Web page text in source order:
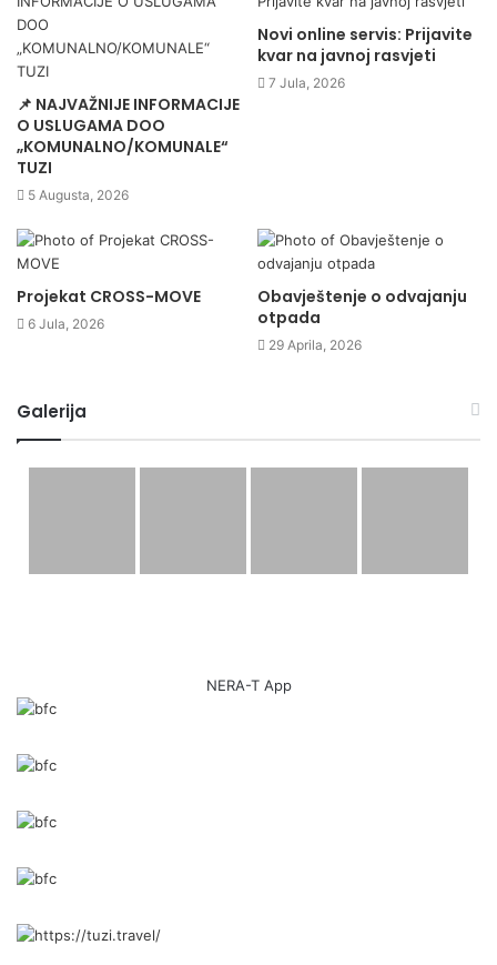
📌 NAJVAŽNIJE INFORMACIJE
O USLUGAMA DOO
„KOMUNALNO/KOMUNALE“
TUZI
5 Augusta, 2026
Novi online servis: Prijavite
kvar na javnoj rasvjeti
7 Jula, 2026
Projekat CROSS-MOVE
6 Jula, 2026
Obavještenje o odvajanju
otpada
29 Aprila, 2026
Galerija
NERA-T App